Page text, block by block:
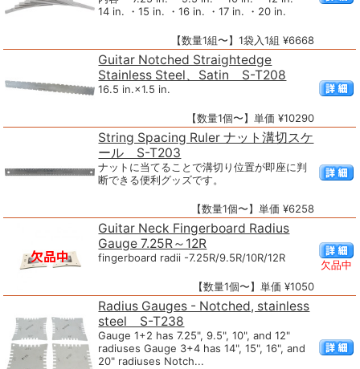
14 in. ・15 in. ・16 in. ・17 in. ・20 in.
【数量1組〜】1袋入1組 ¥6668
Guitar Notched Straightedge
Stainless Steel、Satin S-T208
16.5 in.×1.5 in.
【数量1個〜】単価 ¥10290
String Spacing Ruler ナット溝切スケ
ール S-T203
ナットに当てることで溝切り位置が即座に判
断できる便利グッズです。
【数量1個〜】単価 ¥6258
Guitar Neck Fingerboard Radius
Gauge 7.25R～12R
fingerboard radii -7.25R/9.5R/10R/12R
【数量1個〜】単価 ¥1050
欠品中
Radius Gauges - Notched, stainless
steel S-T238
Gauge 1+2 has 7.25", 9.5", 10", and 12"
radiuses Gauge 3+4 has 14", 15", 16", and
20" radiuses Notch...